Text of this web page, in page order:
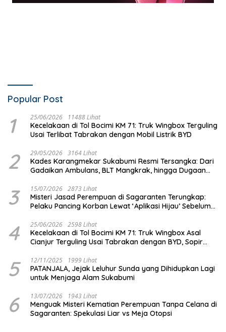
Popular Post
1 25/06/2026 11488 Lihat
Kecelakaan di Tol Bocimi KM 71: Truk Wingbox Terguling
Usai Terlibat Tabrakan dengan Mobil Listrik BYD
2 29/05/2026 3164 Lihat
Kades Karangmekar Sukabumi Resmi Tersangka: Dari
Gadaikan Ambulans, BLT Mangkrak, hingga Dugaan
3 15/07/2026 2873 Lihat
Misteri Jasad Perempuan di Sagaranten Terungkap:
Pelaku Pancing Korban Lewat ‘Aplikasi Hijau’ Sebelum
4 25/06/2026 2598 Lihat
Kecelakaan di Tol Bocimi KM 71: Truk Wingbox Asal
Cianjur Terguling Usai Tabrakan dengan BYD, Sopir
5 12/11/2025 1999 Lihat
PATANJALA, Jejak Leluhur Sunda yang Dihidupkan Lagi
untuk Menjaga Alam Sukabumi
6 13/07/2026 1943 Lihat
Menguak Misteri Kematian Perempuan Tanpa Celana di
Sagaranten: Spekulasi Liar vs Meja Otopsi